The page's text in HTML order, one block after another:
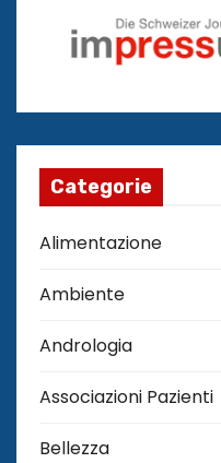
Categorie
Alimentazione
Ambiente
Andrologia
Associazioni Pazienti
Bellezza